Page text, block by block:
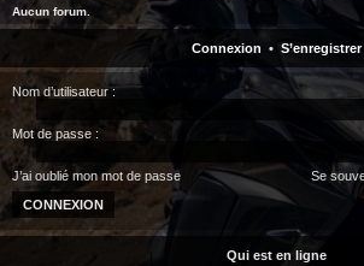
Aucun forum.
Connexion • S’enregistrer
Nom d’utilisateur :
Mot de passe :
J’ai oublié mon mot de passe Se
Qui est en ligne